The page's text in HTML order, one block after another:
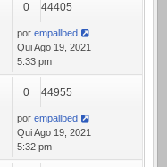
0 44405
por empallbed
Qui Ago 19, 2021
5:33 pm
0 44955
por empallbed
Qui Ago 19, 2021
5:32 pm